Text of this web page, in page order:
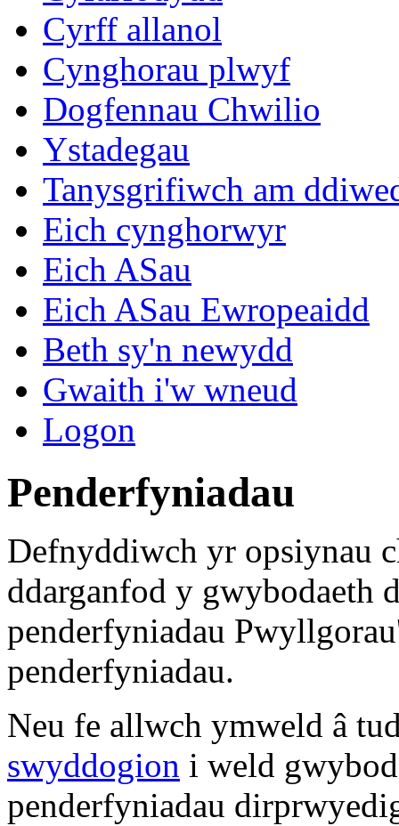
Cyrff allanol
Cynghorau plwyf
Dogfennau Chwilio
Ystadegau
Tanysgrifiwch am
Eich cynghorwyr
Eich ASau
Eich ASau Ewropeaidd
Beth sy'n newydd
Gwaith i'w wneud
Logon
Penderfyniadau
Defnyddiwch yr opsiynau
ddarganfod y gwybodaeth
penderfyniadau
penderfyniadau.
Neu fe allwch ymweld â
swyddogion i weld
penderfyniadau